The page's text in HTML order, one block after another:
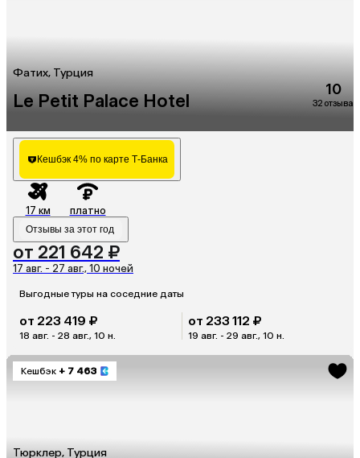
Фатих, Турция
Le Petit Palace Hotel
10
32 отзыва
Кешбэк 4% по карте Т-Банка
17 км платно
Отзывы за этот год
от 221 642 ₽
17 авг. - 27 авг., 10 ночей
Выгодные туры на соседние даты
от 223 419 ₽
18 авг. - 28 авг., 10 н.
от 233 112 ₽
19 авг. - 29 авг., 10 н.
Кешбэк + 7 463
Тюрклер, Турция